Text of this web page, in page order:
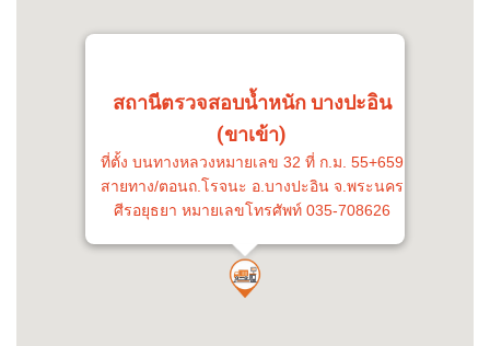
สถานีตรวจสอบน้ำหนัก บางปะอิน
(ขาเข้า)
ที่ตั้ง บนทางหลวงหมายเลข 32 ที่ ก.ม. 55+659
สายทาง/ตอนถ.โรจนะ อ.บางปะอิน จ.พระนคร
ศีรอยุธยา หมายเลขโทรศัพท์ 035-708626